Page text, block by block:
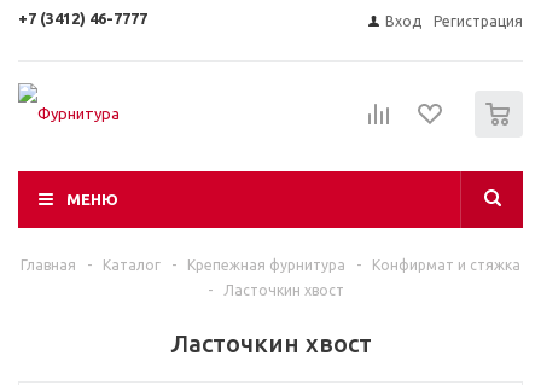
+7 (3412) 46-7777 Вход Регистрация
МЕНЮ
Главная - Каталог - Крепежная фурнитура -
Конфирмат и стяжка
-
Ласточкин хвост
Ласточкин хвост